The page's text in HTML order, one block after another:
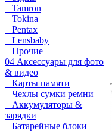
Tamron
Tokina
Pentax
Lensbaby
Прочие
04 Аксессуары для фото
& видео
Карты памяти
Чехлы сумки ремни
Аккумуляторы &
зарядки
Батарейные блоки